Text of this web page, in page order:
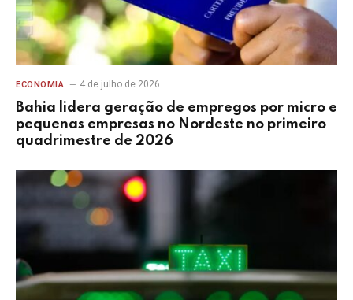
ECONOMIA 4 de julho de 2026
Bahia lidera geração de empregos por micro e
pequenas empresas no Nordeste no primeiro
quadrimestre de 2026